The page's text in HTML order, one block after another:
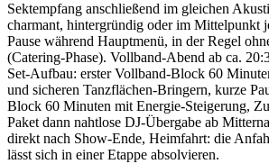
Sektempfang anschließend im gleichen
charmant, hintergründig oder im Mittelpunkt
Pause während Hauptmenü, in der Regel
(Catering-Phase). Vollband-Abend ab ca.
Set-Aufbau: erster Vollband-Block 60
und sicheren Tanzflächen-Bringern, kurze
Block 60 Minuten mit Energie-Steigerung,
Paket dann nahtlose DJ-Übergabe ab
direkt nach Show-Ende, Heimfahrt: die
lässt sich in einer Etappe absolvieren.